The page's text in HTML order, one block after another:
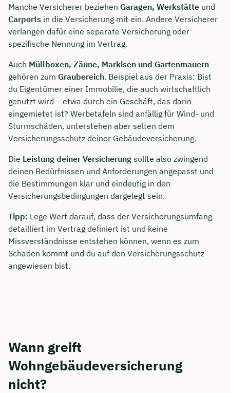
Manche Versicherer beziehen Garagen, Werkstätte und
Carports in die Versicherung mit ein. Andere Versicherer
verlangen dafür eine separate Versicherung oder
spezifische Nennung im Vertrag.
Auch Müllboxen, Zäune, Markisen und Gartenmauern
gehören zum Graubereich. Beispiel aus der Praxis: Bist
du Eigentümer einer Immobilie, die auch wirtschaftlich
genutzt wird – etwa durch ein Geschäft, das darin
eingemietet ist? Werbetafeln sind anfällig für Wind- und
Sturmschäden, unterstehen aber selten dem
Versicherungsschutz deiner Gebäudeversicherung.
Die Leistung deiner Versicherung sollte also zwingend
deinen Bedürfnissen und Anforderungen angepasst und
die Bestimmungen klar und eindeutig in den
Versicherungsbedingungen dargelegt sein.
Tipp: Lege Wert darauf, dass der Versicherungsumfang
detailliert im Vertrag definiert ist und keine
Missverständnisse entstehen können, wenn es zum
Schaden kommt und du auf den Versicherungsschutz
angewiesen bist.
Wann greift
Wohngebäudeversicherung
nicht?